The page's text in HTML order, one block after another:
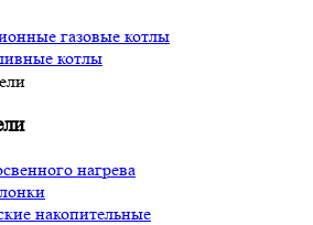
газовые котлы
котлы
нагрева
накопительные